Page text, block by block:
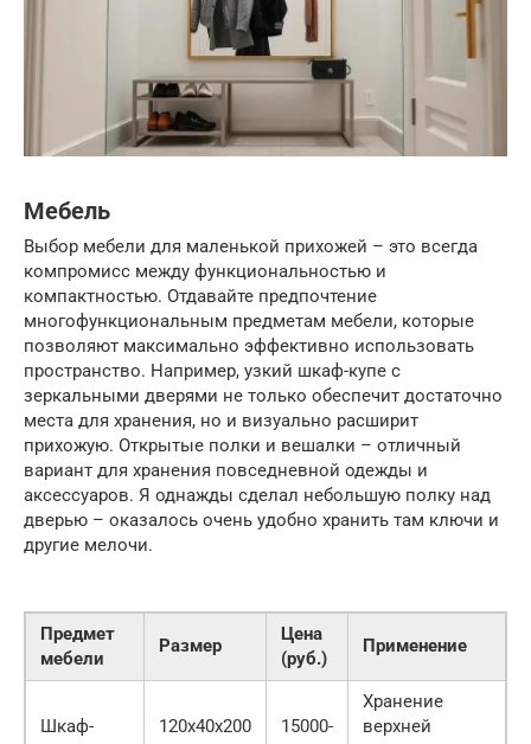
Мебель
Выбор мебели для маленькой прихожей – это всегда
компромисс между функциональностью и
компактностью. Отдавайте предпочтение
многофункциональным предметам мебели, которые
позволяют максимально эффективно использовать
пространство. Например, узкий шкаф-купе с
зеркальными дверями не только обеспечит достаточно
места для хранения, но и визуально расширит
прихожую. Открытые полки и вешалки – отличный
вариант для хранения повседневной одежды и
аксессуаров. Я однажды сделал небольшую полку над
дверью – оказалось очень удобно хранить там ключи и
другие мелочи.
Предмет
мебели
Размер
Цена
(руб.)
Применение
Шкаф-
120x40x200
15000-
Хранение
верхней